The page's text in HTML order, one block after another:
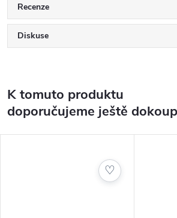
Recenze
Diskuse
K tomuto produktu
doporučujeme ještě
♡